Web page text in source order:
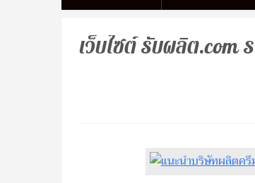
เว็บไซต์ รับผลิต.com